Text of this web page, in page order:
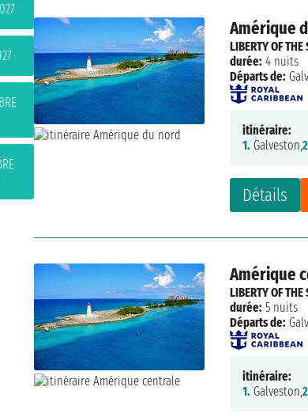
Amérique
Détails
LIBERTY OF THE
durée: 4 nuits
Départs de:
itinéraire:
1. Galveston,
Amérique
LIBERTY OF THE
durée: 5 nuits
Départs de:
itinéraire:
1. Galveston,